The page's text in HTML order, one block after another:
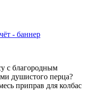
с благородным
душистого перца?
приправ для колбас